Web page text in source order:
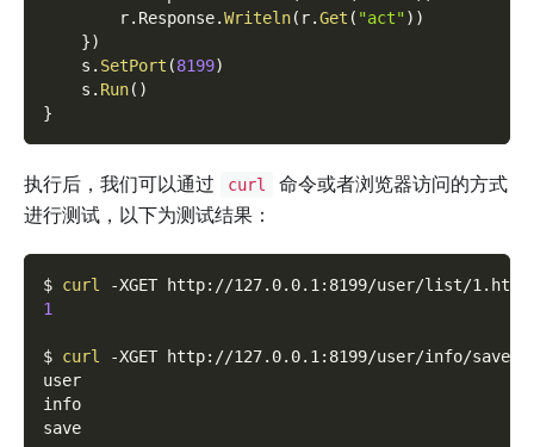
        r
. Response.Writeln( r.Get ( "act") )
})
    s
. SetPort (8199)
    s
. Run( )
}
执行后，我们可以通过 curl
命令或者浏览器访问的方式
进行测试，以下为测试结果：
$ curl -XGET http://127.0.0.1:8199/user/list/1.html
1
$ curl -XGET http://127.0.0.1:8199/user/info/
user
info
save